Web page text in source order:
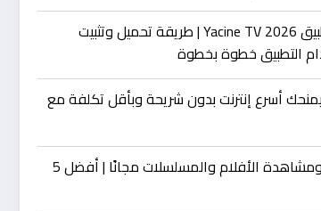
شرح تطبيق Yacine TV 2026 | طريقة تحميل وتثبيت
التطبيق خطوة بخطوة
أسرع إنترنت بدون شريحة وبأقل تكلفة مع
تحميل ومشاهدة الأفلام والمسلسلات مجانًا | أفضل 5